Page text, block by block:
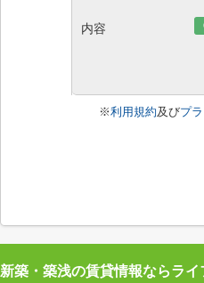
内容
※利用規約及びプ
新築・築浅の賃貸情報ならライ